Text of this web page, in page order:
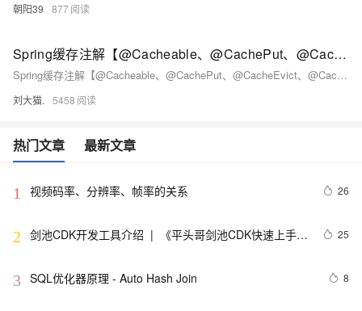
朝阳39 877
Spring缓存注解【@Cacheable、@CachePut、@CacheEvict、@Caching、@CacheConfig】使用及注意事项
Spring缓存注解【@Cacheable、@CachePut、@CacheEvict、@Caching、@CacheConfig】使用及注意事项
刘大猫. 5458
热门文章 最新文章
1 视频码率、分辨率、帧率的关系 26
2 剑池CDK开发工具介绍  |  《平头哥剑池CDK快速上手指
25
3 SQL优化器原理 - Auto Hash Join 8